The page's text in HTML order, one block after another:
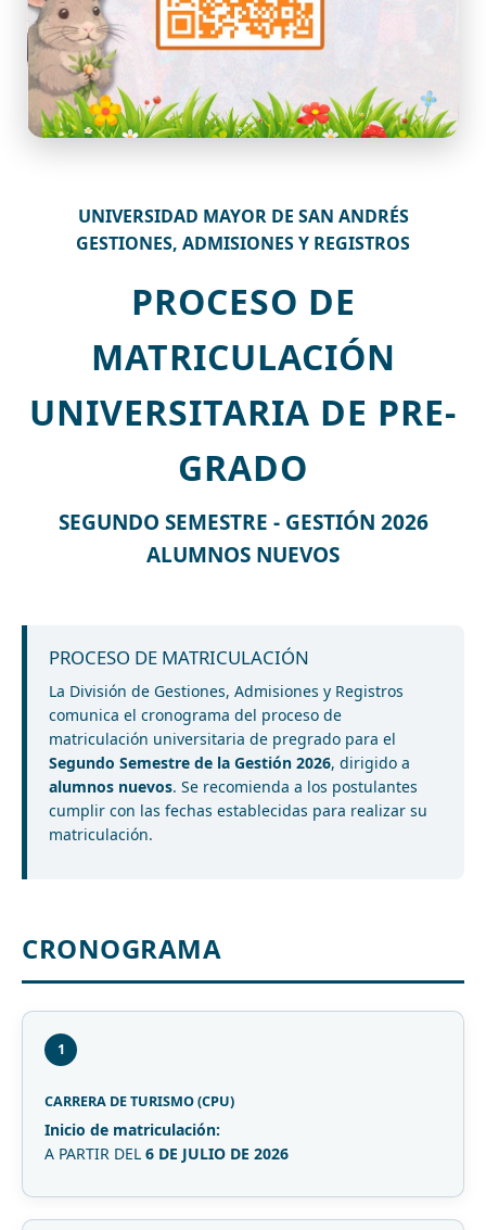
UNIVERSIDAD MAYOR DE SAN ANDRÉS
GESTIONES, ADMISIONES Y REGISTROS
PROCESO DE
MATRICULACIÓN
UNIVERSITARIA DE PRE-
GRADO
SEGUNDO SEMESTRE - GESTIÓN 2026
ALUMNOS NUEVOS
PROCESO DE MATRICULACIÓN
La División de Gestiones, Admisiones y Registros
comunica el cronograma del proceso de
matriculación universitaria de pregrado para el
Segundo Semestre de la Gestión 2026, dirigido a
alumnos nuevos. Se recomienda a los postulantes
cumplir con las fechas establecidas para realizar su
matriculación.
CRONOGRAMA
1
CARRERA DE TURISMO (CPU)
Inicio de matriculación:
A PARTIR DEL 6 DE JULIO DE 2026